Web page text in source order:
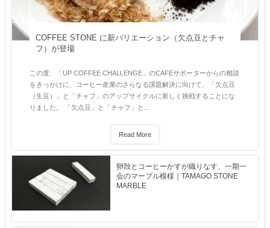
COFFEE STONE に新バリエーション（欠点豆とチャ
フ）が登場
この度、「UP COFFEE CHALLENGE」のCAFEサポーターからの相談
をきっかけに、コーヒー産業のさらなる課題解決に向けて、「欠点豆
（生豆）」と「チャフ」のアップサイクルに新しく挑戦することにな
りました。 「欠点豆」と「チャフ」と...
Read More
卵殻とコーヒーかすが織りなす、一期一
会のマーブル模様｜TAMAGO STONE
MARBLE